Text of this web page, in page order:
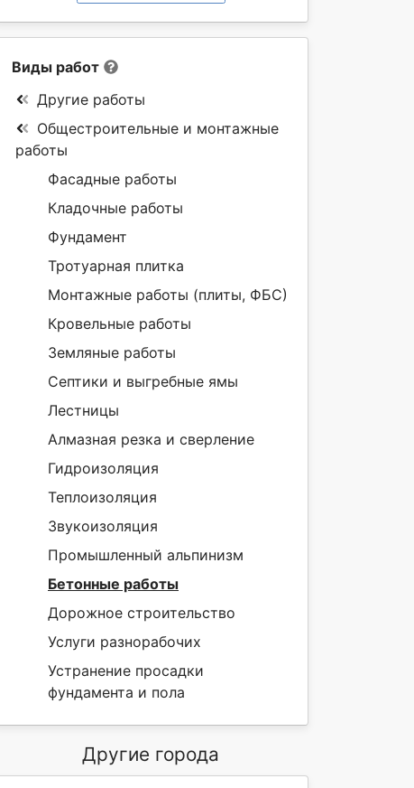
Виды работ
Другие работы
Общестроительные и монтажные
работы
Фасадные работы
Кладочные работы
Фундамент
Тротуарная плитка
Монтажные работы (плиты, ФБС)
Кровельные работы
Земляные работы
Септики и выгребные ямы
Лестницы
Алмазная резка и сверление
Гидроизоляция
Теплоизоляция
Звукоизоляция
Промышленный альпинизм
Бетонные работы
Дорожное строительство
Услуги разнорабочих
Устранение просадки
фундамента и пола
Другие города